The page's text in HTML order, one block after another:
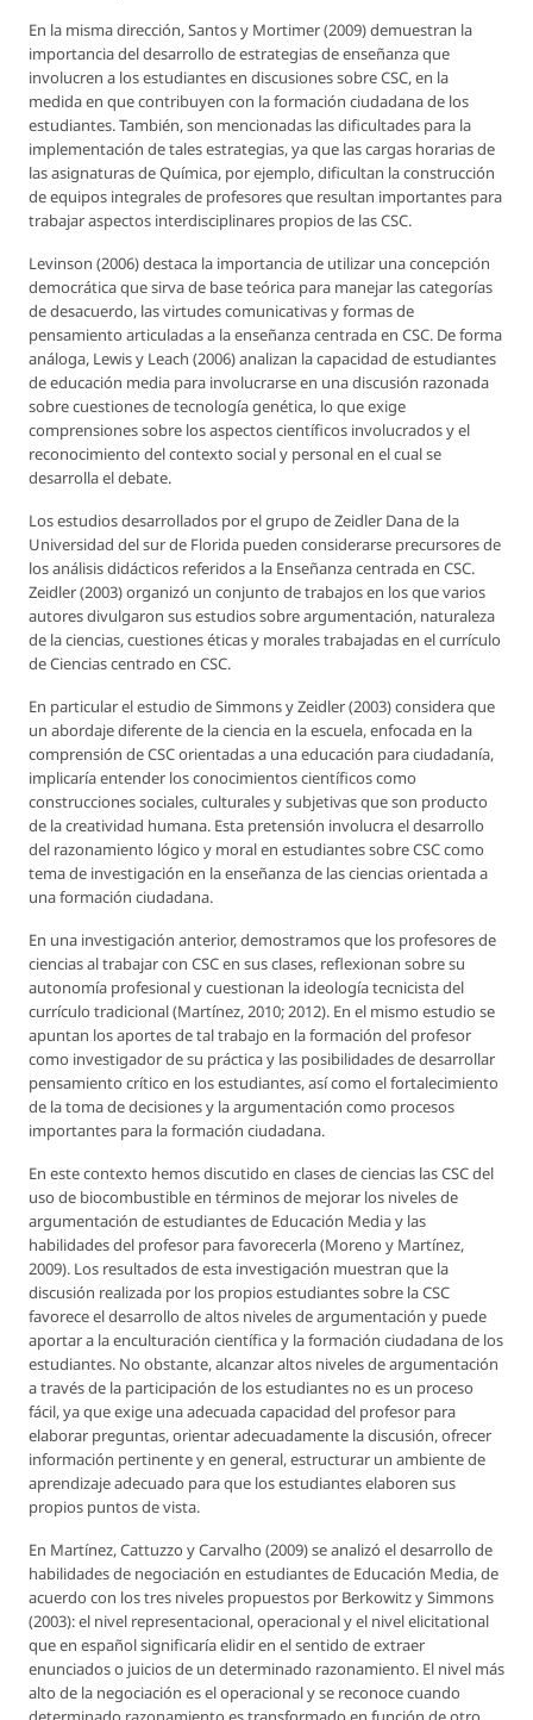
En la misma dirección, Santos y Mortimer (2009) demuestran la
importancia del desarrollo de estrategias de enseñanza que
involucren a los estudiantes en discusiones sobre CSC, en la
medida en que contribuyen con la formación ciudadana de los
estudiantes. También, son mencionadas las dificultades para la
implementación de tales estrategias, ya que las cargas horarias de
las asignaturas de Química, por ejemplo, dificultan la construcción
de equipos integrales de profesores que resultan importantes para
trabajar aspectos interdisciplinares propios de las CSC.
Levinson (2006) destaca la importancia de utilizar una concepción
democrática que sirva de base teórica para manejar las categorías
de desacuerdo, las virtudes comunicativas y formas de
pensamiento articuladas a la enseñanza centrada en CSC. De forma
análoga, Lewis y Leach (2006) analizan la capacidad de estudiantes
de educación media para involucrarse en una discusión razonada
sobre cuestiones de tecnología genética, lo que exige
comprensiones sobre los aspectos científicos involucrados y el
reconocimiento del contexto social y personal en el cual se
desarrolla el debate.
Los estudios desarrollados por el grupo de Zeidler Dana de la
Universidad del sur de Florida pueden considerarse precursores de
los análisis didácticos referidos a la Enseñanza centrada en CSC.
Zeidler (2003) organizó un conjunto de trabajos en los que varios
autores divulgaron sus estudios sobre argumentación, naturaleza
de la ciencias, cuestiones éticas y morales trabajadas en el currículo
de Ciencias centrado en CSC.
En particular el estudio de Simmons y Zeidler (2003) considera que
un abordaje diferente de la ciencia en la escuela, enfocada en la
comprensión de CSC orientadas a una educación para ciudadanía,
implicaría entender los conocimientos científicos como
construcciones sociales, culturales y subjetivas que son producto
de la creatividad humana. Esta pretensión involucra el desarrollo
del razonamiento lógico y moral en estudiantes sobre CSC como
tema de investigación en la enseñanza de las ciencias orientada a
una formación ciudadana.
En una investigación anterior, demostramos que los profesores de
ciencias al trabajar con CSC en sus clases, reflexionan sobre su
autonomía profesional y cuestionan la ideología tecnicista del
currículo tradicional (Martínez, 2010; 2012). En el mismo estudio se
apuntan los aportes de tal trabajo en la formación del profesor
como investigador de su práctica y las posibilidades de desarrollar
pensamiento crítico en los estudiantes, así como el fortalecimiento
de la toma de decisiones y la argumentación como procesos
importantes para la formación ciudadana.
En este contexto hemos discutido en clases de ciencias las CSC del
uso de biocombustible en términos de mejorar los niveles de
argumentación de estudiantes de Educación Media y las
habilidades del profesor para favorecerla (Moreno y Martínez,
2009). Los resultados de esta investigación muestran que la
discusión realizada por los propios estudiantes sobre la CSC
favorece el desarrollo de altos niveles de argumentación y puede
aportar a la enculturación científica y la formación ciudadana de los
estudiantes. No obstante, alcanzar altos niveles de argumentación
a través de la participación de los estudiantes no es un proceso
fácil, ya que exige una adecuada capacidad del profesor para
elaborar preguntas, orientar adecuadamente la discusión, ofrecer
información pertinente y en general, estructurar un ambiente de
aprendizaje adecuado para que los estudiantes elaboren sus
propios puntos de vista.
En Martínez, Cattuzzo y Carvalho (2009) se analizó el desarrollo de
habilidades de negociación en estudiantes de Educación Media, de
acuerdo con los tres niveles propuestos por Berkowitz y Simmons
(2003): el nivel representacional, operacional y el nivel elicitational
que en español significaría elidir en el sentido de extraer
enunciados o juicios de un determinado razonamiento. El nivel más
alto de la negociación es el operacional y se reconoce cuando